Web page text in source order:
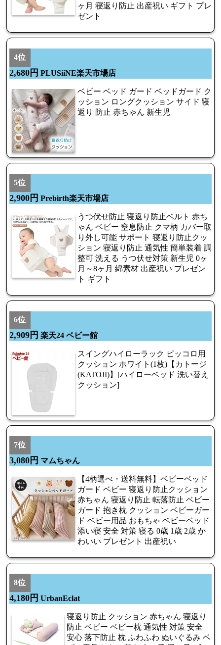
ヶ月 寝返り防止 出産祝い ギフト プレ
ゼント
4位
2,680円 PLUSiiNE楽天市場店
ベビー ベッド ガード ベッドガード ク
ッション ロングクッション サイド 寝
返り 防止 赤ちゃん 新生児
5位
2,900円 Prebirth楽天市場店
うつ伏せ防止 寝返り防止ベルト 赤ち
ゃん ベビー 窒息防止 クマ柄 カバー取
り外し可能 サポート 寝返り防止クッ
ション 寝返り防止 通気性 簡単装着 調
整可 洗える うつ伏せ対策 新生児 0ヶ
月～8ヶ月 綿素材 出産祝い プレゼン
ト ギフト
6位
2,909円 楽天24 ベビー館
スイングハイローラック ピッコロ用
クッション ホワイト(1枚)【カトージ
(KATOJI)】[ハイローベッド 洗い替え
クッション]
7位
3,080円 マムちゃん
【4柄選べ・送料無料】ベビーベッド
ガード ベビー 寝返り防止クッション
赤ちゃん 寝返り防止 転落防止 ベビー
ガード 抱き枕 クッション ベビーガー
ド ベビー用品 おもちゃ ベビーベッド
添い寝 安全 対策 寝る 0歳 1歳 2歳 か
わいい プレゼント 出産祝い
8位
4,180円 UrbanEclat
寝返り防止 クッション 赤ちゃん 寝返り
防止 ベビー ベビー枕 通気性 対策 安全
安心 落下防止 枕 ふわふわ ぬいぐるみ ベ